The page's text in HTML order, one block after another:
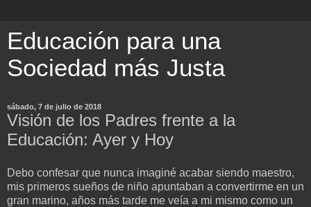
Educación para una
Sociedad más Justa
sábado, 7 de julio de 2018
Visión de los Padres frente a la
Educación: Ayer y Hoy
Debo confesar que nunca imaginé acabar siendo maestro,
mis primeros sueños de niño apuntaban a convertirme en un
gran marino, años más tarde me veía a mi mismo como un